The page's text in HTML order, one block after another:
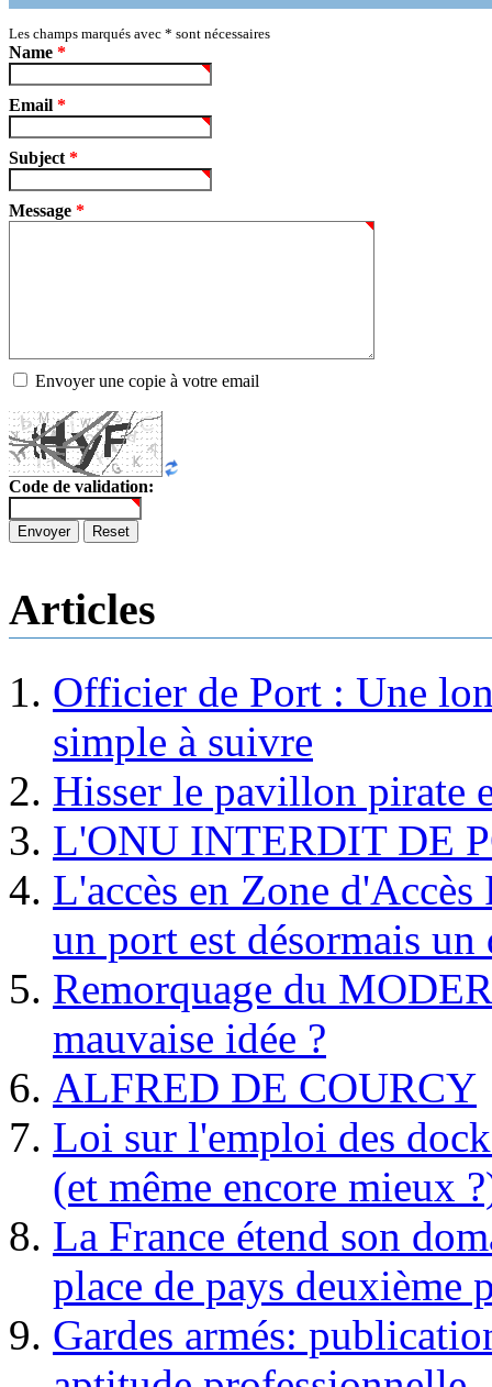
Les champs marqués avec * sont nécessaires
Name *
Email *
Subject *
Message *
Envoyer une copie à votre email
Code de validation:
Envoyer Reset
Articles
Officier de Port : Une
simple à suivre
Hisser le pavillon pirate
L'ONU INTERDIT DE
L'accès en Zone
un port est désormais un
Remorquage du
mauvaise idée ?
ALFRED DE COURCY
Loi sur l'emploi des
(et même encore mieux
La France étend son
place de pays deuxième
Gardes armés: